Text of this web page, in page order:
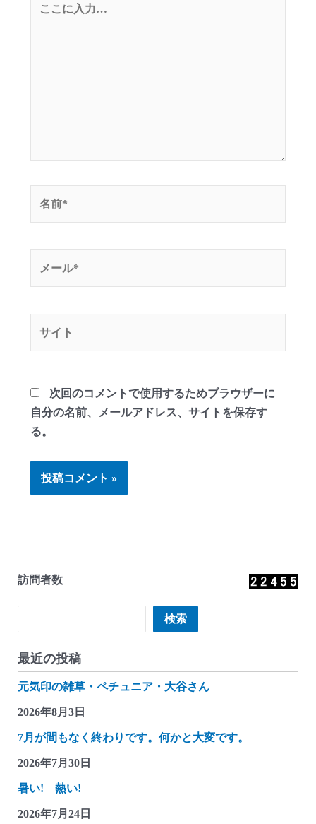
*
次回のコメントで使用するためブラウザーに
自分の名前、メールアドレス、サイトを保存す
る。
訪問者数
検索
最近の投稿
元気印の雑草・ペチュニア・大谷さん
2026年8月3日
7月が間もなく終わりです。何かと大変です。
2026年7月30日
暑い! 熱い!
2026年7月24日